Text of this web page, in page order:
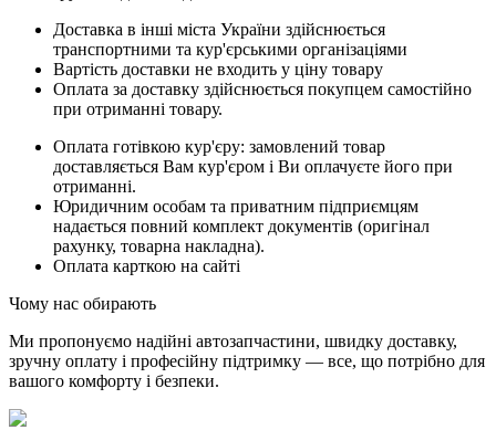
Доставка в інші міста України здійснюється
транспортними та кур'єрськими організаціями
Вартість доставки не входить у ціну товару
Оплата за доставку здійснюється покупцем самостійно
при отриманні товару.
Оплата готівкою кур'єру: замовлений товар
доставляється Вам кур'єром і Ви оплачуєте його при
отриманні.
Юридичним особам та приватним підприємцям
надається повний комплект документів (оригінал
рахунку, товарна накладна).
Оплата карткою на сайті
Чому нас обирають
Ми пропонуємо надійні автозапчастини, швидку доставку,
зручну оплату і професійну підтримку — все, що потрібно для
вашого комфорту і безпеки.